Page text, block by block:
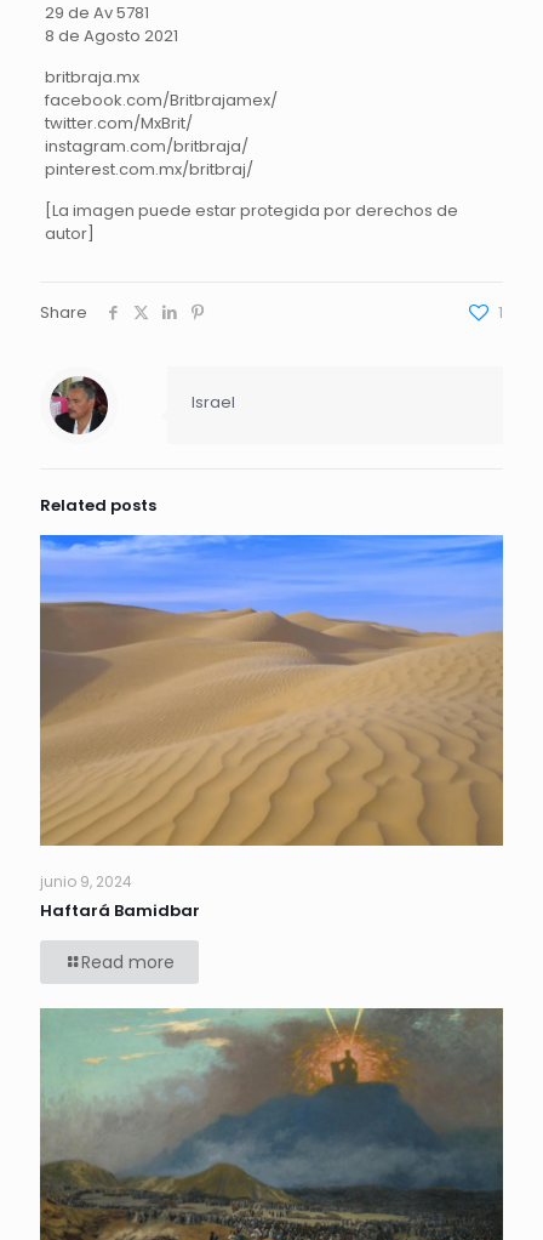
29 de Av 5781
8 de Agosto 2021
britbraja.mx
facebook.com/Britbrajamex/
twitter.com/MxBrit/
instagram.com/britbraja/
pinterest.com.mx/britbraj/
[La imagen puede estar protegida por derechos de
autor]
Share 1
Israel
Related posts
junio 9, 2024
Haftará Bamidbar
Read more